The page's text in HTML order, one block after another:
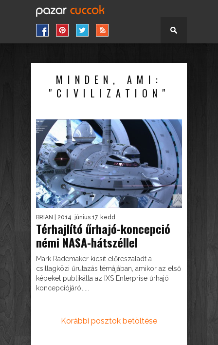
MINDEN, AMI:
"CIVILIZATION"
BRIAN | 2014. június 17. kedd
Térhajlító űrhajó-koncepció
némi NASA-hátszéllel
Mark Rademaker kicsit előreszaladt a
csillagközi űrutazás témájában, amikor az első
képeket publikálta az IXS Enterprise űrhajó
koncepciójáról....
Korábbi posztok betöltése